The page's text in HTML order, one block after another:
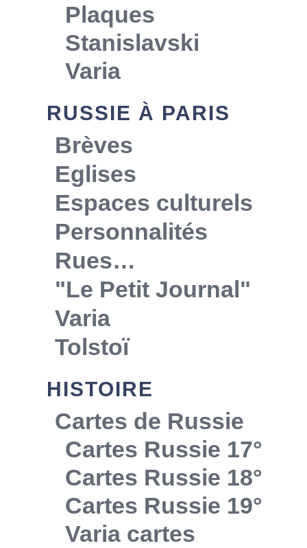
Plaques
Stanislavski
Varia
RUSSIE À PARIS
Brèves
Eglises
Espaces culturels
Personnalités
Rues…
"Le Petit Journal"
Varia
Tolstoï
HISTOIRE
Cartes de Russie
Cartes Russie 17°
Cartes Russie 18°
Cartes Russie 19°
Varia cartes